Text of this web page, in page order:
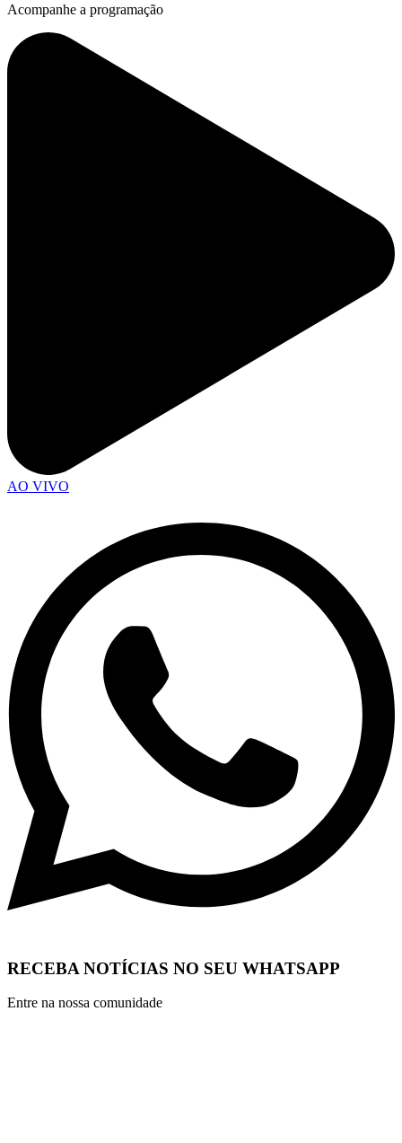
Acompanhe a programação
AO VIVO
RECEBA NOTÍCIAS NO SEU WHATSAPP
Entre na nossa comunidade